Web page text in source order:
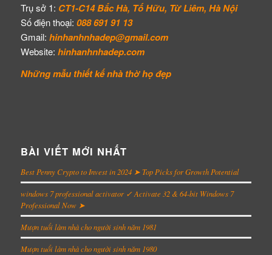
Trụ sở 1: CT1-C14 Bắc Hà, Tố Hữu, Từ Liêm, Hà Nội
Số điện thoại: 088 691 91 13
Gmail: hinhanhnhadep@gmail.com
Website: hinhanhnhadep.com
Những mẫu thiết kếnhà thờ họ đẹp
BÀI VIẾT MỚI NHẤT
Best Penny Crypto to Invest in 2024 ➤ Top Picks for Growth Potential
windows 7 professional activator ✓ Activate 32 & 64-bit Windows 7
Professional Now ➤
Mượn tuổi làm nhà cho người sinh năm 1981
Mượn tuổi làm nhà cho người sinh năm 1980